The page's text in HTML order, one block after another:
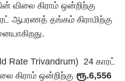
கிராம் ஒன்றிற்கு
ஆபரணத் தங்கம் கிராமிற்கு
Rate Trivandrum) 24 காரட்
கிராம் ஒன்றிற்கு ரூ.6,556